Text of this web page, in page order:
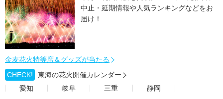
中止・延期情報や人気ランキングなどをお
届け！
金麦花火特等席＆グッズが当たる
CHECK!
東海の花火開催カレンダー
愛知
岐阜 三重 静岡